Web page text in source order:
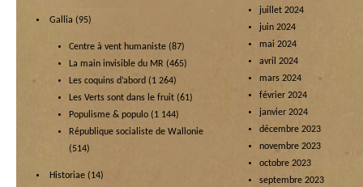
Gallia (95)
Centre à vent humaniste (87)
La main invisible du MR (465)
Les coquins d’abord (1 264)
Les Verts sont dans le fruit (61)
Populisme & populo (1 144)
République socialiste de Wallonie
(514)
Historiae (14)
juillet 2024
juin 2024
mai 2024
avril 2024
mars 2024
février 2024
janvier 2024
décembre 2023
novembre 2023
octobre 2023
septembre 2023